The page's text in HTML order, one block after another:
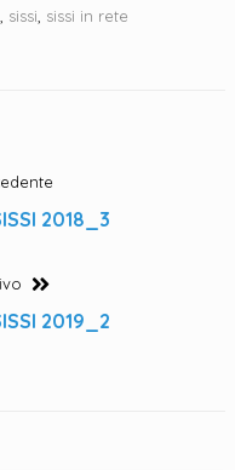
, sissi, sissi in rete
Articolo
precedente:
2018_3
Articolo
successivo:
2019_2